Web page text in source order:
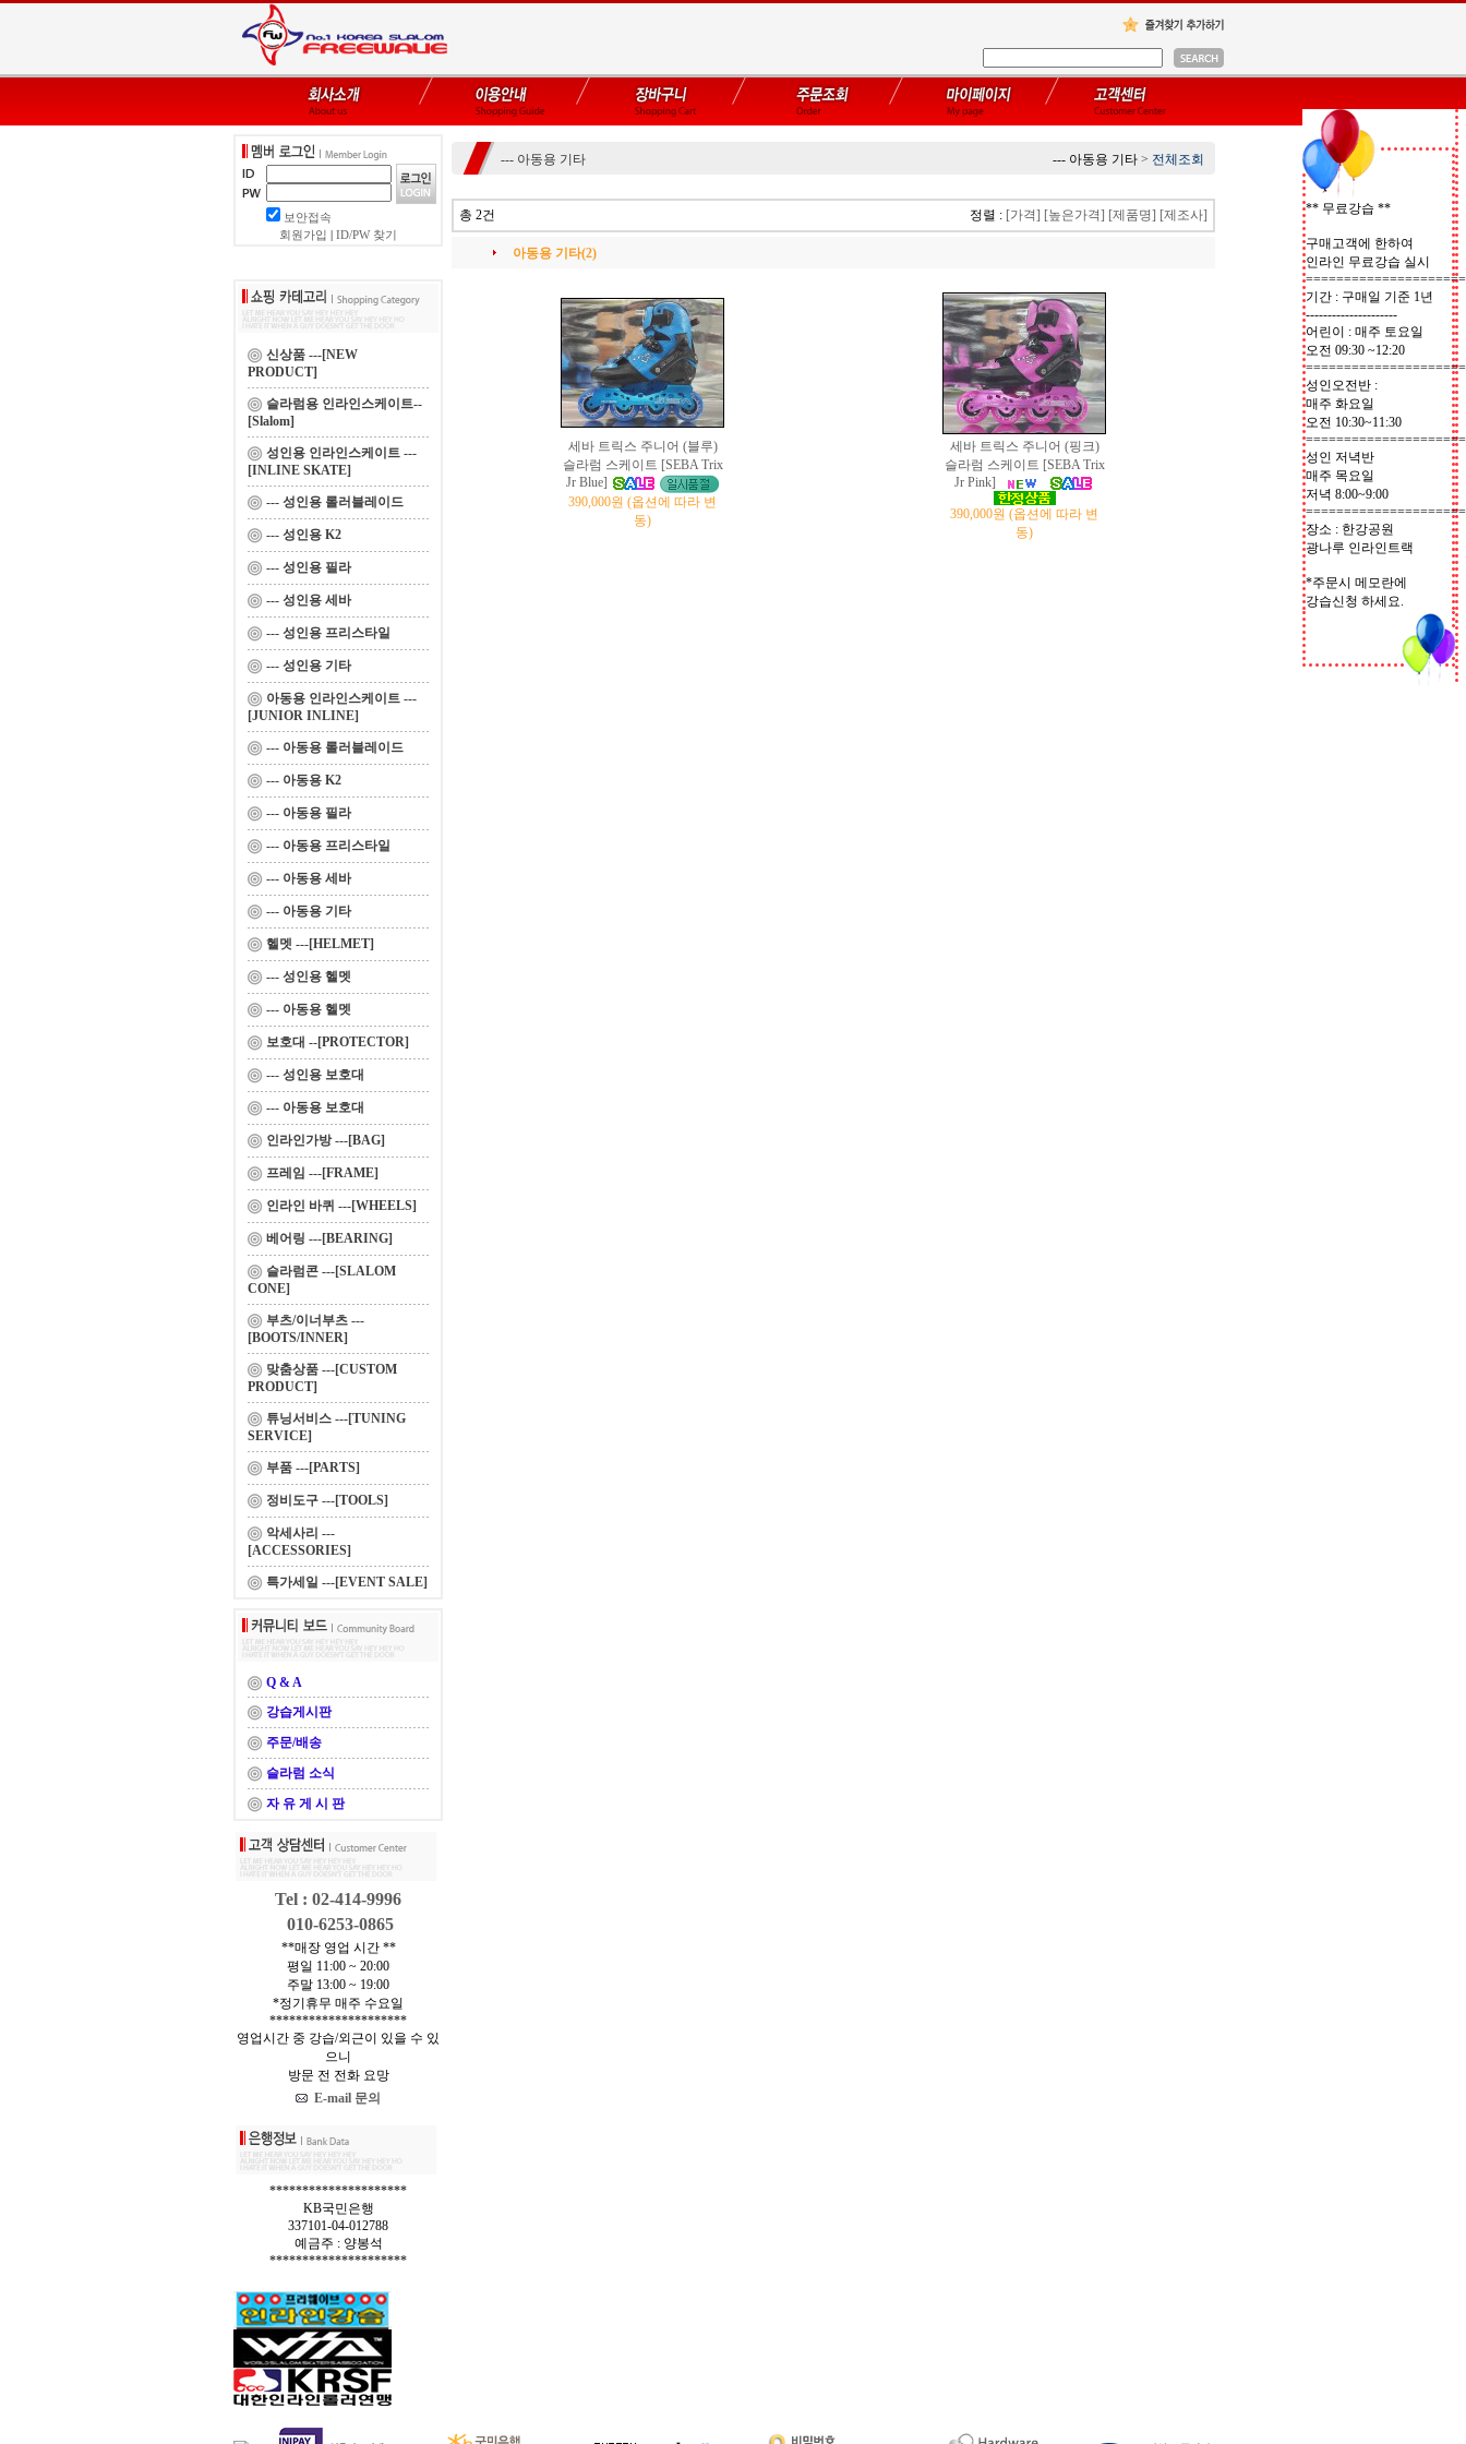
보안접속
회원가입
ID/PW 찾기
신상품 ---[NEW
PRODUCT]
슬라럼용 인라인스케이트--
[Slalom]
성인용 인라인스케이트 ---
[INLINE SKATE]
--- 성인용 롤러블레이드
--- 성인용 K2
--- 성인용 필라
--- 성인용 세바
--- 성인용 프리스타일
--- 성인용 기타
아동용 인라인스케이트 ---
[JUNIOR INLINE]
--- 아동용 롤러블레이드
--- 아동용 K2
--- 아동용 필라
--- 아동용 프리스타일
--- 아동용 세바
--- 아동용 기타
헬멧 ---[HELMET]
--- 성인용 헬멧
--- 아동용 헬멧
보호대 --[PROTECTOR]
--- 성인용 보호대
--- 아동용 보호대
인라인가방 ---[BAG]
프레임 ---[FRAME]
인라인 바퀴 ---[WHEELS]
베어링 ---[BEARING]
슬라럼콘 ---[SLALOM
CONE]
부츠/이너부츠 ---
[BOOTS/INNER]
맞춤상품 ---[CUSTOM
PRODUCT]
튜닝서비스 ---[TUNING
SERVICE]
부품 ---[PARTS]
정비도구 ---[TOOLS]
악세사리 ---
[ACCESSORIES]
특가세일 ---[EVENT SALE]
Q & A
강습게시판
주문/배송
슬라럼 소식
자 유 게 시 판
Tel : 02-414-9996
010-6253-0865
**매장 영업 시간 **
평일 11:00 ~ 20:00
주말 13:00 ~ 19:00
*정기휴무 매주 수요일
*********************
영업시간 중 강습/외근이 있을 수 있
으니
방문 전 전화 요망
E-mail 문의
*********************
KB국민은행
337101-04-012788
예금주 : 양봉석
*********************
--- 아동용 기타 --- 아동용 기타 > 전체조회
총 2건 정렬 : [가격] [높은가격] [제품명] [제조사]
아동용 기타(2)
세바 트릭스 주니어 (블루)
슬라럼 스케이트 [SEBA Trix
Jr Blue]
390,000원 (옵션에 따라 변
동)
세바 트릭스 주니어 (핑크)
슬라럼 스케이트 [SEBA Trix
Jr Pink]
390,000원 (옵션에 따라 변
동)
** 무료강습 **
구매고객에 한하여
인라인 무료강습 실시
=====================
기간 : 구매일 기준 1년
---------------------
어린이 : 매주 토요일
오전 09:30 ~12:20
=====================
성인오전반 :
매주 화요일
오전 10:30~11:30
=====================
성인 저녁반
매주 목요일
저녁 8:00~9:00
=====================
장소 : 한강공원
광나루 인라인트랙
*주문시 메모란에
강습신청 하세요.